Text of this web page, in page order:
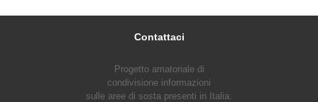
Contattaci
Progetto amatoriale di
condivisione informazioni
sulle aree di sosta presenti in Italia.